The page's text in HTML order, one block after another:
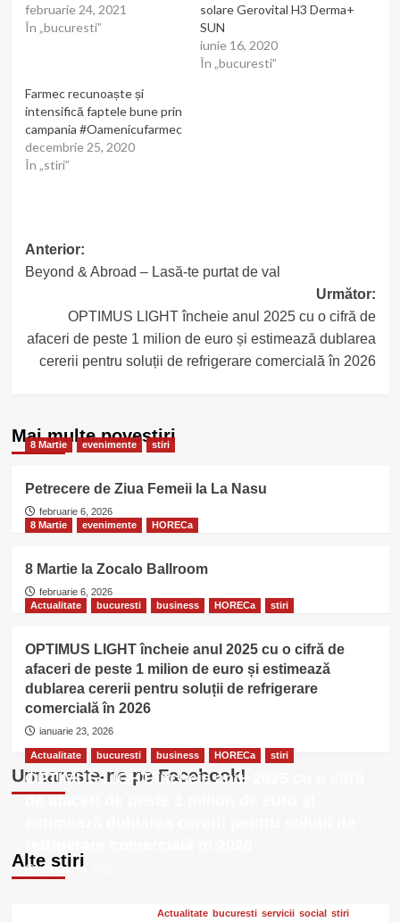
februarie 24, 2021
În „bucuresti”
solare Gerovital H3 Derma+
SUN
iunie 16, 2020
În „bucuresti”
Farmec recunoaște și
intensifică faptele bune prin
campania #Oamenicufarmec
decembrie 25, 2020
În „stiri”
Post
navigation
Anterior:
Beyond & Abroad – Lasă-te purtat de val
Următor:
OPTIMUS LIGHT încheie anul 2025 cu o cifră de
afaceri de peste 1 milion de euro și estimează dublarea
cererii pentru soluții de refrigerare comercială în 2026
Mai multe povestiri
8 Martie evenimente stiri
Petrecere de Ziua Femeii la La Nasu
februarie 6, 2026
8 Martie
evenimente HORECa
8 Martie la Zocalo Ballroom
februarie 6, 2026
Actualitate
bucuresti business HORECa stiri
OPTIMUS LIGHT încheie anul 2025 cu o cifră de
afaceri de peste 1 milion de euro și estimează
dublarea cererii pentru soluții de refrigerare
comercială în 2026
ianuarie 23, 2026
Urmareste-ne pe Facebook!
Alte stiri
Actualitate bucuresti business HORECa stiri
OPTIMUS LIGHT încheie anul 2025 cu o cifră
de afaceri de peste 1 milion de euro și
ianuarie 23, 2026
Actualitate bucuresti servicii social stiri